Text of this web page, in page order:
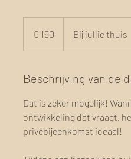
€ 150 Bij jullie thuis
Beschrijving van de
Dat is zeker mogelijk!
ontwikkeling dat vraagt,
privébijeenkomst ideaal!